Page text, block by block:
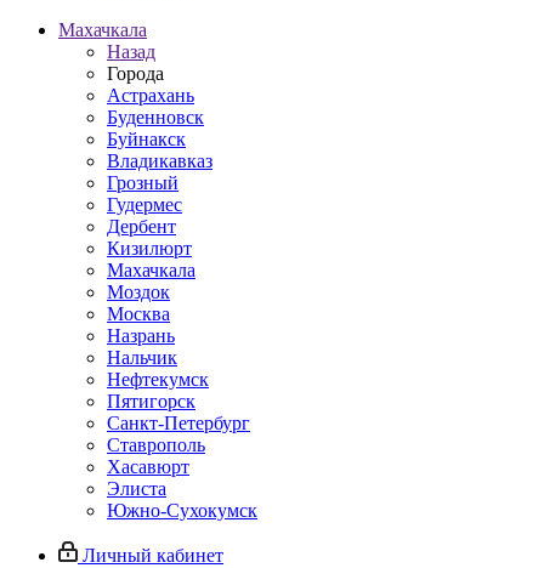
Махачкала
Назад
Города
Астрахань
Буденновск
Буйнакск
Владикавказ
Грозный
Гудермес
Дербент
Кизилюрт
Махачкала
Моздок
Москва
Назрань
Нальчик
Нефтекумск
Пятигорск
Санкт-Петербург
Ставрополь
Хасавюрт
Элиста
Южно-Сухокумск
Личный кабинет